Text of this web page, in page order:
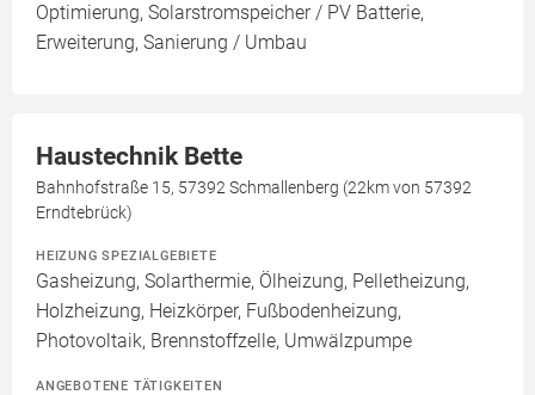
Optimierung, Solarstromspeicher / PV Batterie,
Erweiterung, Sanierung / Umbau
Haustechnik Bette
Bahnhofstraße 15, 57392 Schmallenberg (22km von 57392
Erndtebrück)
HEIZUNG SPEZIALGEBIETE
Gasheizung, Solarthermie, Ölheizung, Pelletheizung,
Holzheizung, Heizkörper, Fußbodenheizung,
Photovoltaik, Brennstoffzelle, Umwälzpumpe
ANGEBOTENE TÄTIGKEITEN